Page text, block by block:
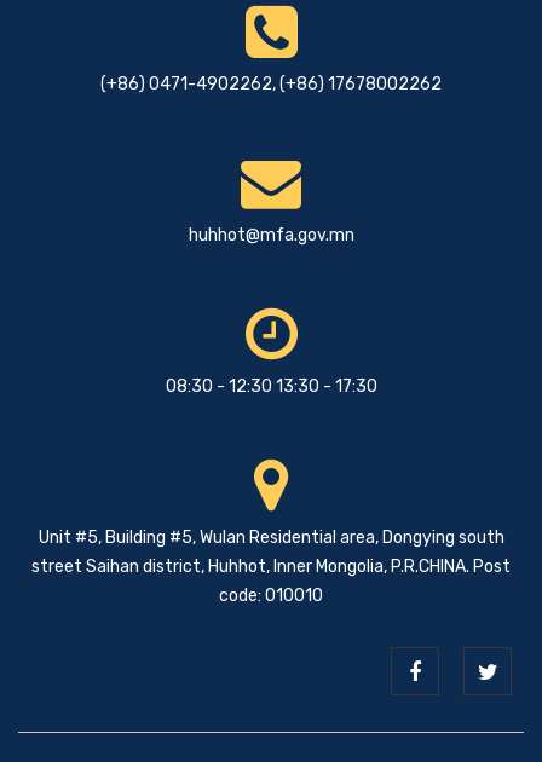
(+86) 0471-4902262, (+86) 17678002262
huhhot@mfa.gov.mn
08:30 - 12:30 13:30 - 17:30
Unit #5, Building #5, Wulan Residential area, Dongying south
street Saihan district, Huhhot, Inner Mongolia, P.R.CHINA. Post
code: 010010